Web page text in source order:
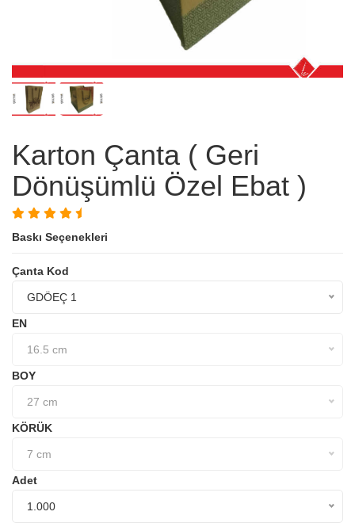
Karton Çanta ( Geri
Dönüşümlü Özel Ebat )
Baskı Seçenekleri
Çanta Kod
GDÖEÇ 1
EN
16.5 cm
BOY
27 cm
KÖRÜK
7 cm
Adet
1.000